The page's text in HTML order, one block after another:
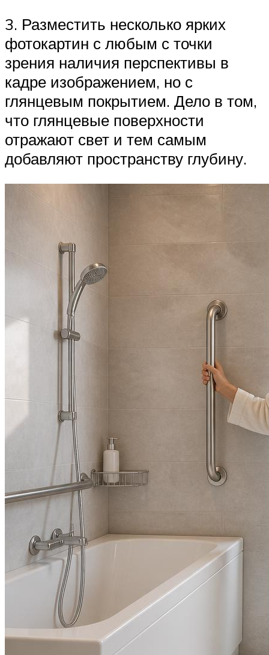
3. Разместить несколько ярких
фотокартин с любым с точки
зрения наличия перспективы в
кадре изображением, но с
глянцевым покрытием. Дело в том,
что глянцевые поверхности
отражают свет и тем самым
добавляют пространству глубину.